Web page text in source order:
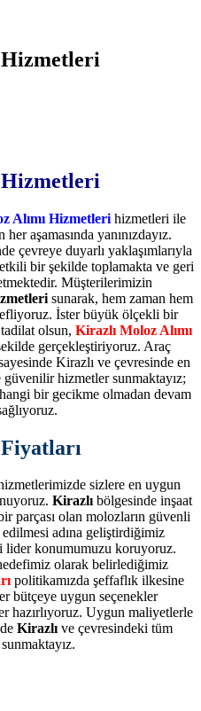
Hizmetleri
Hizmetleri
Alımı Hizmetleri hizmetleri ile
aşamasında yanınızdayız.
çevreye duyarlı yaklaşımlarıyla
etkili bir şekilde toplamakta ve geri
Müşterilerimizin
sunarak, hem zaman hem
İster büyük ölçekli bir
olsun, Kirazlı Moloz Alımı
gerçekleştiriyoruz. Araç
Kirazlı ve çevresinde en
hizmetler sunmaktayız;
bir gecikme olmadan devam
sizlere en uygun
Kirazlıbölgesinde inşaat
parçası olan molozların güvenli
adına geliştirdiğimiz
lider konumumuzu koruyoruz.
olarak belirlediğimiz
politikamızda şeffaflık ilkesine
bütçeye uygun seçenekler
hazırlıyoruz. Uygun maliyetlerle
Kirazlıve çevresindeki tüm